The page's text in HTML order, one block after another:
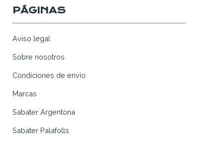
PÁGINAS
Aviso legal
Sobre nosotros
Condiciones de envío
Marcas
Sabater Argentona
Sabater Palafolls